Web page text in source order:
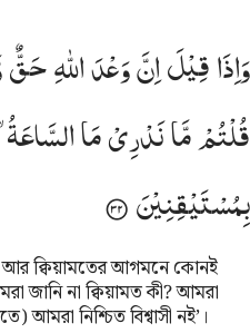
واذا قيل ان وعد الله حق والساعة
وَإِذَا قِيلَ إِنَّ وَعْدَ ٱللَّهِ حَقٌّۭ
وَاِذَاقِیْلَاِنَّوَعْدَاللّٰهِحَقٌّ
قُلْتُمْمَّانَدْرِیْمَاالسَّاعَةُ ۙ
بِمُسْتَیْقِنِیْنَ
আর ক্বিয়ামতের আগমনে কোনই
জানি না ক্বিয়ামত কী? আমরা
আমরা নিশ্চিত বিশ্বাসী নই’।